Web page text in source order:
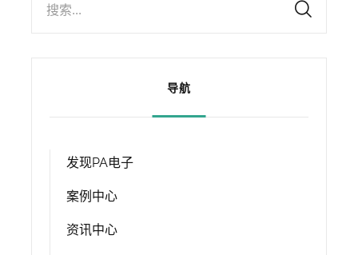
搜索...
导航
发现PA电子
案例中心
资讯中心